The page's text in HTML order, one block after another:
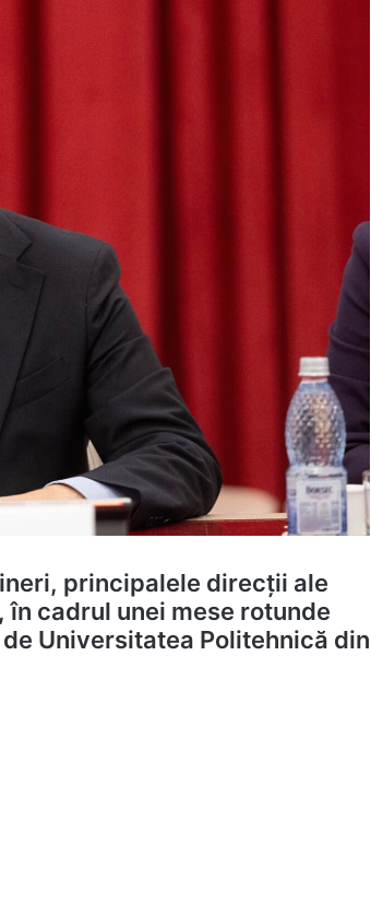
principalele direcții ale
cadrul unei mese rotunde
Universitatea Politehnică din